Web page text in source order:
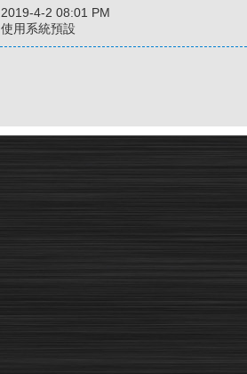
2019-4-2 08:01 PM
使用系統預設